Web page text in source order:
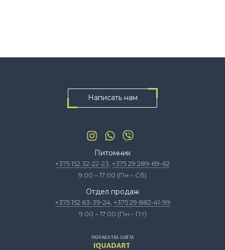
Написать нам
Питомник
+375 152 32-22-23 +375 29 289-69-62
9:00 – 17:00 (Пн – Сб)
Отдел продаж
+375 152 63-39-24, +375 29 882-41-99
9:00 – 17:00 (Пн – Пт)
РАЗРАБОТКА САЙТА